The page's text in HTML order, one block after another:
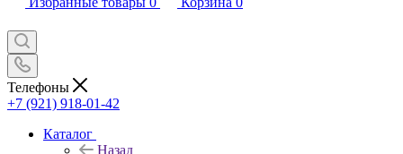
Телефоны
+7 (921) 918-01-42
Каталог
Назад